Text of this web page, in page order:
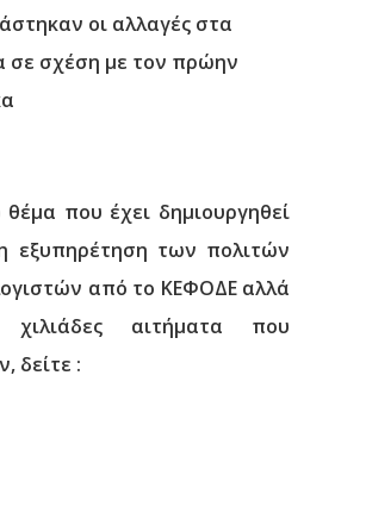
οι αλλαγές στα
σε σχέση με τον πρώην
θέμα που έχει δημιουργηθεί
εξυπηρέτηση των πολιτών
από το ΚΕΦΟΔΕ αλλά
αιτήματα που
δείτε :